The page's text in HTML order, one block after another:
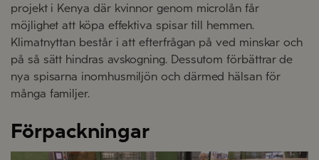
projekt i Kenya där kvinnor genom microlån får
möjlighet att köpa effektiva spisar till hemmen.
Klimatnyttan består i att efterfrågan på ved minskar och
på så sätt hindras avskogning. Dessutom förbättrar de
nya spisarna inomhusmiljön och därmed hälsan för
många familjer.
Förpackningar